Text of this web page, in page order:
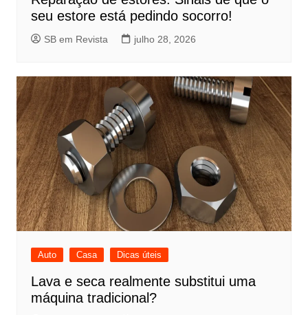
seu estore está pedindo socorro!
SB em Revista julho 28, 2026
Auto Casa Dicas úteis
Lava e seca realmente substitui uma
máquina tradicional?